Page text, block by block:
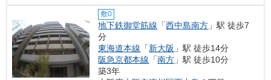
敷0
地下鉄御堂筋線 「西中島南方 」駅 徒歩7
分
東海道本線 「新大阪 」駅 徒歩14分
阪急京都本線 「南方 」駅 徒歩10分
築3年